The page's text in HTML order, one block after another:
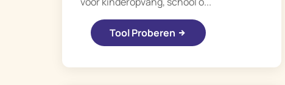
Tool Proberen